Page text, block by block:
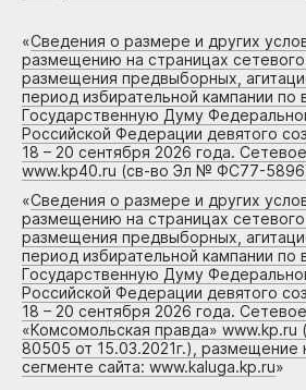
«Сведения о размере и других
размещению на страницах сетевого
размещения предвыборных,
период избирательной кампании по
Государственную Думу
Российской Федерации девятого
18 – 20 сентября 2026 года.
www.kp40.ru (св-во Эл № ФС77-
«Сведения о размере и других
размещению на страницах сетевого
размещения предвыборных,
период избирательной кампании по
Государственную Думу
Российской Федерации девятого
18 – 20 сентября 2026 года.
«Комсомольская правда»
80505 от 15.03.2021г.), размещение
сегменте сайта: www.kaluga.kp.ru»